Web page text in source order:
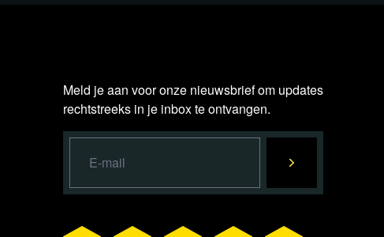
Meld je aan voor onze nieuwsbrief om updates
rechtstreeks in je inbox te ontvangen.